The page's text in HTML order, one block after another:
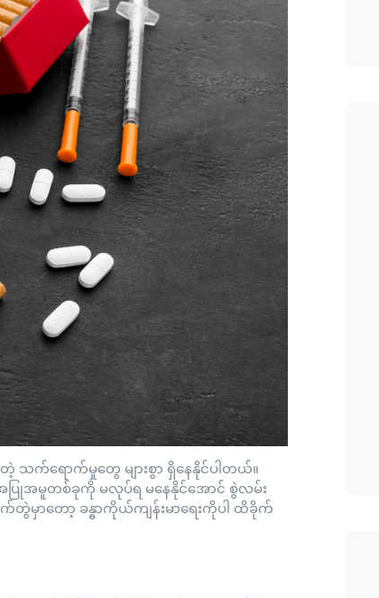
သက်ရောက်မှုတွေ များစွာ ရှိနေနိုင်ပါတယ်။
ပြုအမူတစ်ခုကို မလုပ်ရ မနေနိုင်အောင် စွဲလမ်း
ာတော့ ခန္ဓာကိုယ်ကျန်းမာရေးကိုပါ ထိခိုက်